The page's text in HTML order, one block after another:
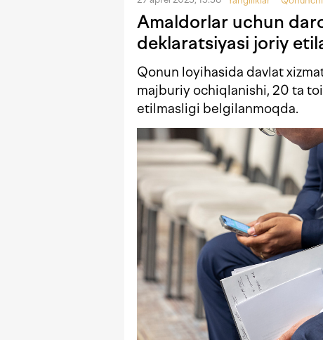
Amaldorlar uchun
deklaratsiyasi joriy
Qonun loyihasida davlat
majburiy ochiqlanishi, 20 ta
etilmasligi belgilanmoqda.